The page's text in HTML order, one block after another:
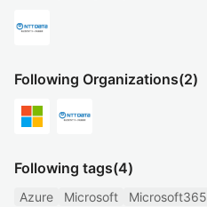
Following Organizations(2)
Following tags(4)
Azure Microsoft Microsoft365